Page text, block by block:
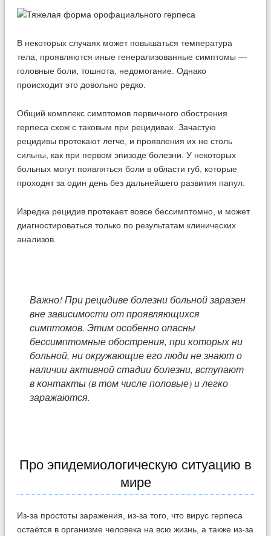
В некоторых случаях может повышаться температура
тела, проявляются иные генерализованные симптомы —
головные боли, тошнота, недомогание. Однако
происходит это довольно редко.
Общий комплекс симптомов первичного обострения
герпеса схож с таковым при рецидивах. Зачастую
рецидивы протекают легче, и проявления их не столь
сильны, как при первом эпизоде болезни. У некоторых
больных могут появляться боли в области губ, которые
проходят за один день без дальнейшего развития папул.
Изредка рецидив протекает вовсе бессимптомно, и может
диагностироваться только по результатам клинических
анализов.
Важно! При рецидиве болезни больной заразен
вне зависимости от проявляющихся
симптомов. Этим особенно опасны
бессимптомные обострения, при которых ни
больной, ни окружающие его люди не знают о
наличии активной стадии болезни, вступают
в контакты (в том числе половые) и легко
заражаются.
Про эпидемиологическую ситуацию в
мире
Из-за простоты заражения, из-за того, что вирус герпеса
остаётся в организме человека на всю жизнь, а также из-за